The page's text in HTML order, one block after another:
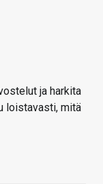
ja harkita
loistavasti, mitä